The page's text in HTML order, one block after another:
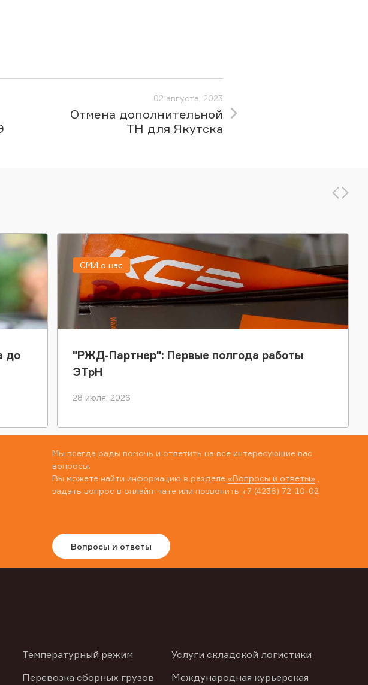
02 августа, 2023
Отмена дополнительной
ТН для Якутска
до
"РЖД-Партнер": Первые полгода работы
ЭТрН
28 июля, 2026
СМИ о нас
Мы всегда рады помочь и ответить на все интересующие вас
вопросы.
Вы можете найти информацию в разделе «Вопросы и ответы»
задать вопрос в онлайн-чате или позвонить +7 (4236) 72-10-02
Вопросы и ответы
Температурный режим
Перевозка сборных грузов
Услуги складской логистики
Международная курьерская